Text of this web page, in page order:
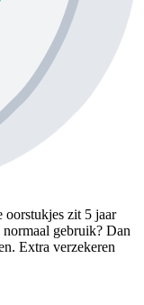
oorstukjes zit 5 jaar
gebruik? Dan
Extra verzekeren